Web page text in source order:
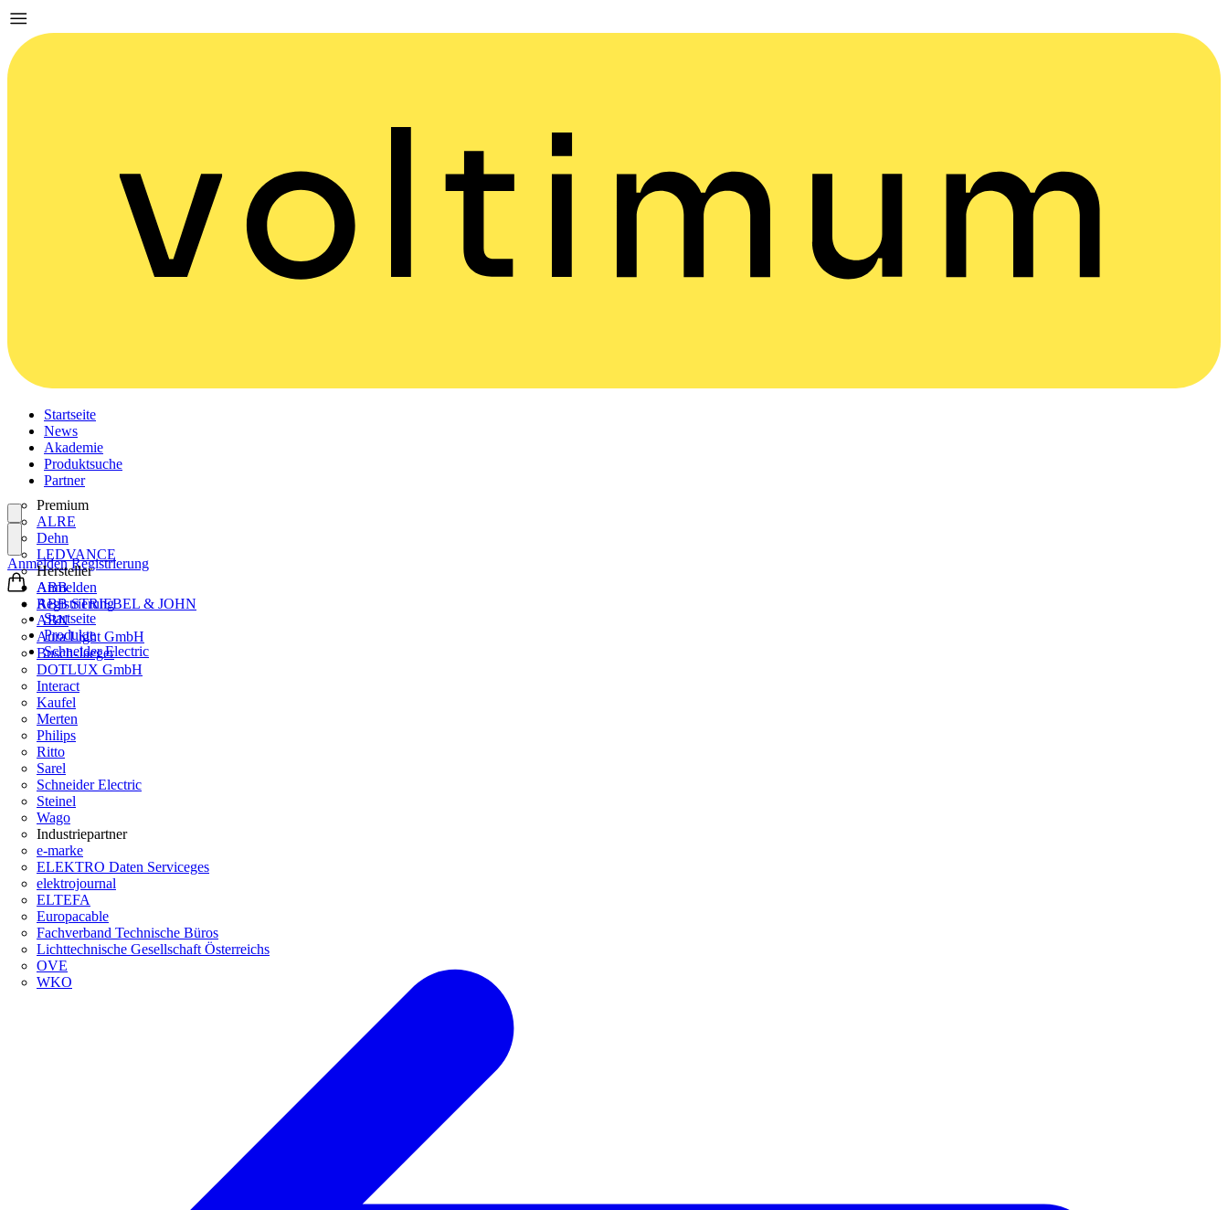
Startseite
News
Akademie
Produktsuche
Partner
Premium
ALRE
Dehn
LEDVANCE
Hersteller
ABB
ABB STRIEBEL & JOHN
ABN
Aura Light GmbH
Busch-Jaeger
DOTLUX GmbH
Interact
Kaufel
Merten
Philips
Ritto
Sarel
Schneider Electric
Steinel
Wago
Industriepartner
e-marke
ELEKTRO Daten Serviceges
elektrojournal
ELTEFA
Europacable
Fachverband Technische Büros
Lichttechnische Gesellschaft Österreichs
OVE
WKO
Anmelden
Registrierung
Anmelden Registrierung
Startseite
Produkte
Schneider Electric